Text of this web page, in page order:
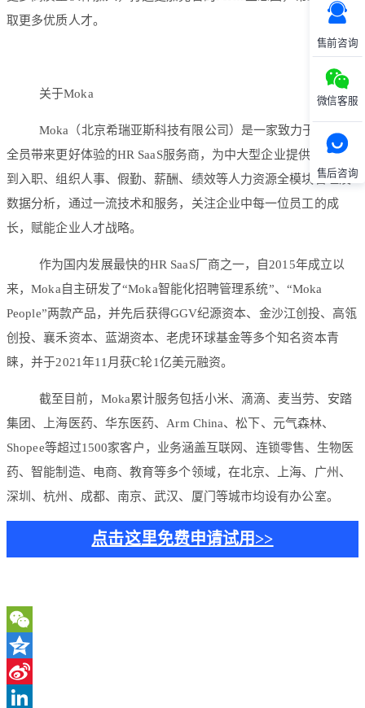
售前咨询
微信客服
售后咨询
取更多优质人才。
关于Moka
Moka（北京希瑞亚斯科技有限公司）是一家致力于为企业
全员带来更好体验的HR SaaS服务商，为中大型企业提供从招聘
到入职、组织人事、假勤、薪酬、绩效等人力资源全模块管理及
数据分析，通过一流技术和服务，关注企业中每一位员工的成
长，赋能企业人才战略。
作为国内发展最快的HR SaaS厂商之一，自2015年成立以
来，Moka自主研发了“Moka智能化招聘管理系统”、“Moka
People”两款产品，并先后获得GGV纪源资本、金沙江创投、高瓴
创投、襄禾资本、蓝湖资本、老虎环球基金等多个知名资本青
睐，并于2021年11月获C轮1亿美元融资。
截至目前，Moka累计服务包括小米、滴滴、麦当劳、安踏
集团、上海医药、华东医药、Arm China、松下、元气森林、
Shopee等超过1500家客户，业务涵盖互联网、连锁零售、生物医
药、智能制造、电商、教育等多个领域，在北京、上海、广州、
深圳、杭州、成都、南京、武汉、厦门等城市均设有办公室。
点击这里免费申请试用>>
WeChat
Qzone
Sina